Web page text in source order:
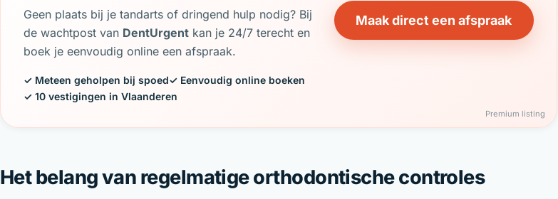
Geen plaats bij je tandarts of dringend hulp nodig? Bij
de wachtpost van DentUrgent kan je 24/7 terecht en
boek je eenvoudig online een afspraak.
✓ Meteen geholpen bij spoed✓ Eenvoudig online boeken
✓ 10 vestigingen in Vlaanderen
Maak direct een afspraak
Premium listing
Het belang van regelmatige orthodontische controles